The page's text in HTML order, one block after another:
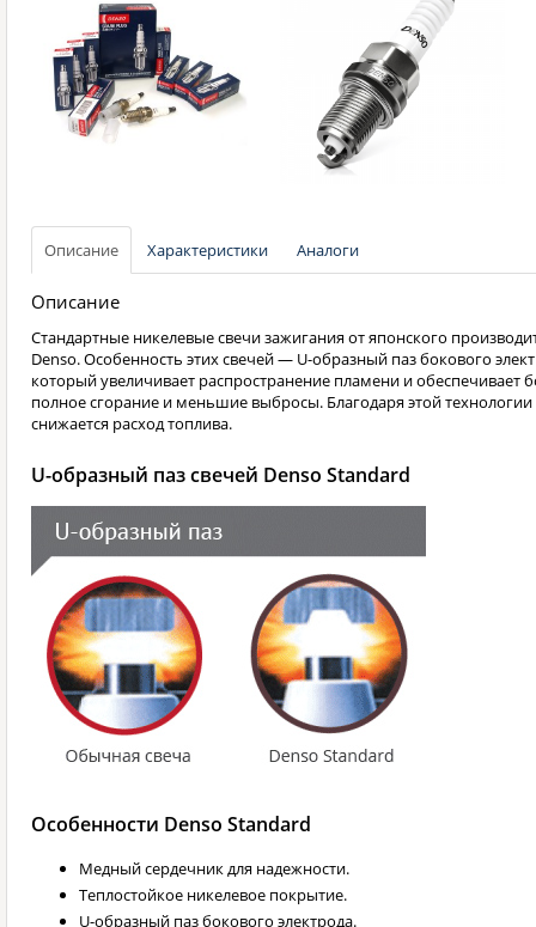
Описание Характеристики Аналоги
Описание
Стандартные никелевые свечи зажигания от японского
Denso. Особенность этих свечей — U-образный паз бокового
который увеличивает распространение пламени и обеспечивает
полное сгорание и меньшие выбросы. Благодаря этой технологии
снижается расход топлива.
U-образный паз свечей Denso Standard
Особенности Denso Standard
Медный сердечник для надежности.
Теплостойкое никелевое покрытие.
U-образный паз бокового электрода.